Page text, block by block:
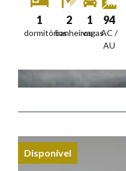
1
dormitórios
2
banheiros
1
vagas
94
AC /
AU
Disponível